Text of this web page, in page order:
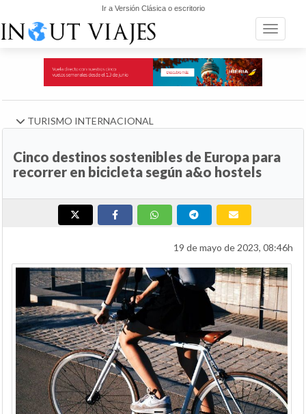
Ir a Versión Clásica o escritorio
Toggle
TURISMO INTERNACIONAL
Cinco destinos sostenibles de Europa para
recorrer en bicicleta según a&o hostels
19 de mayo de 2023, 08:46h